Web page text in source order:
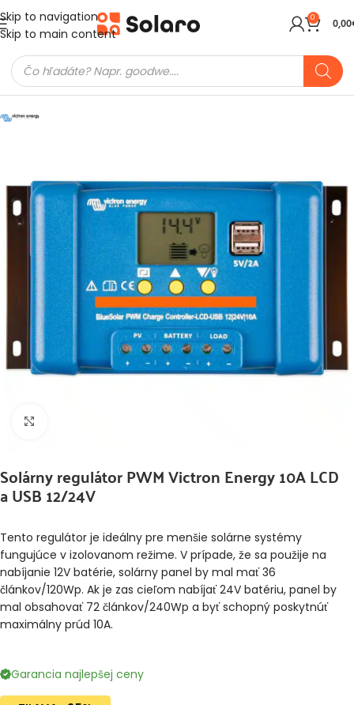
Skip to navigation
Skip to main content
0 0,00
Domov Meniče a batérie Regulátory
Solárny regulátor PWM Victron Energy 10A LCD
a USB 12/24V
Tento regulátor je ideálny pre menšie solárne systémy
fungujúce v izolovanom režime. V prípade, že sa použije na
nabíjanie 12V batérie, solárny panel by mal mať 36
článkov/120Wp. Ak je zas cieľom nabíjať 24V batériu, panel by
mal obsahovať 72 článkov/240Wp a byť schopný poskytnúť
maximálny prúd 10A.
Garancia najlepšej ceny